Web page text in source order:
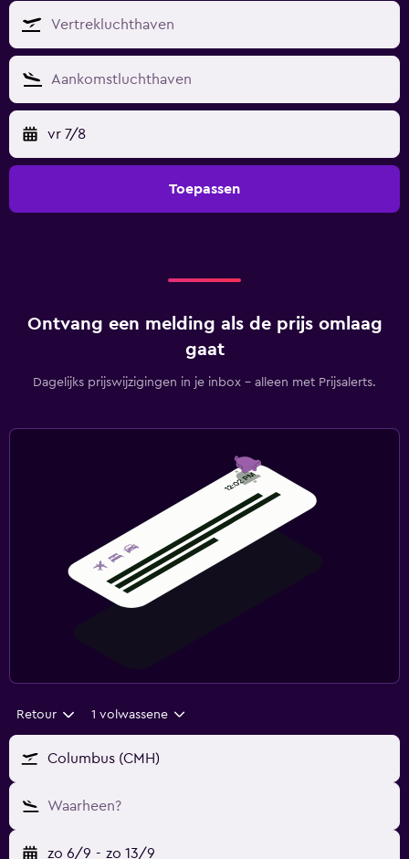
vr 7/8
Toepassen
Ontvang een melding als de prijs omlaag
gaat
Dagelijks prijswijzigingen in je inbox - alleen met Prijsalerts.
Retour 1 volwassene
Columbus (CMH)
Waarheen?
zo 6/9 - zo 13/9